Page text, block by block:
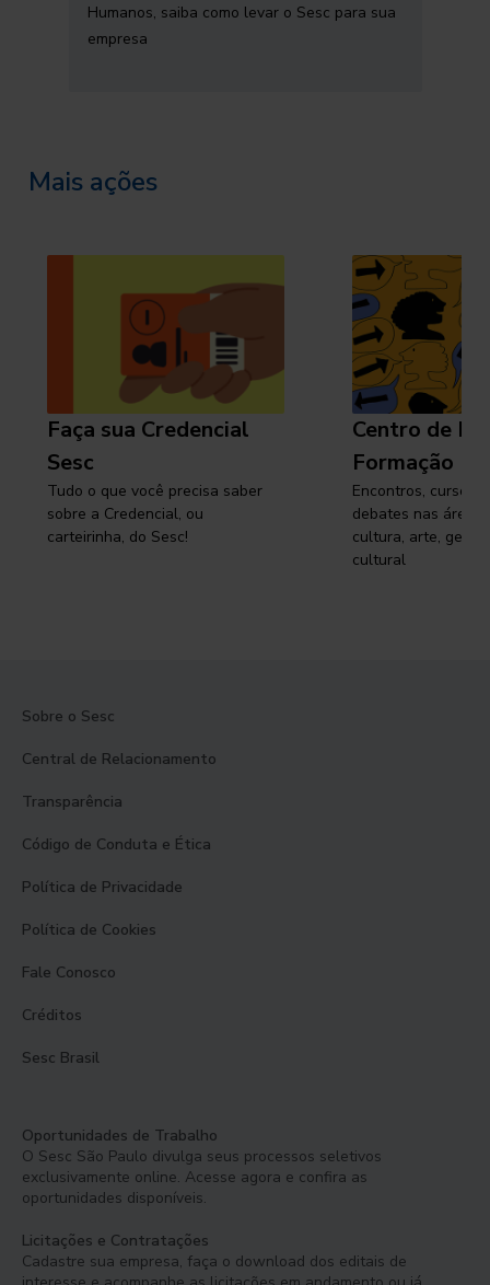
Humanos, saiba como levar o Sesc para sua
empresa
Mais ações
Faça sua Credencial
Sesc
Tudo o que você precisa saber
sobre a Credencial, ou
carteirinha, do Sesc!
Centro de
Formação
Encontros, cursos,
debates nas áreas
cultura, arte,
cultural
Sobre o Sesc
Central de Relacionamento
Transparência
Código de Conduta e Ética
Política de Privacidade
Política de Cookies
Fale Conosco
Créditos
Sesc Brasil
Oportunidades de Trabalho
O Sesc São Paulo divulga seus processos seletivos
exclusivamente online. Acesse agora e confira as
oportunidades disponíveis.
Licitações e Contratações
Cadastre sua empresa, faça o download dos editais de